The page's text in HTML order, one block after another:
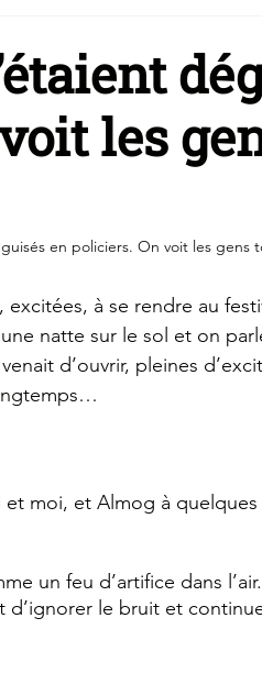
les
en policiers. On voit les gens
à se rendre au
natte sur le sol et on
d’ouvrir, pleines
moi, et Almog à
un feu d’artifice dans l’air.
le bruit et